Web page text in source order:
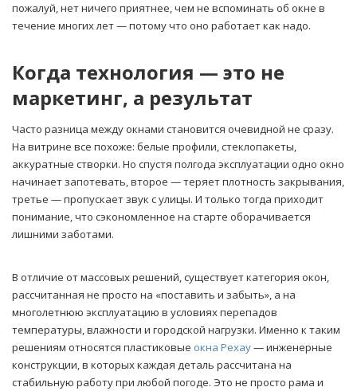
пожалуй, нет ничего приятнее, чем не вспоминать об окне в
течение многих лет — потому что оно работает как надо.
Когда технология — это не
маркетинг, а результат
Часто разница между окнами становится очевидной не сразу.
На витрине все похоже: белые профили, стеклопакеты,
аккуратные створки. Но спустя полгода эксплуатации одно окно
начинает запотевать, второе — теряет плотность закрывания,
третье — пропускает звук с улицы. И только тогда приходит
понимание, что сэкономленное на старте оборачивается
лишними заботами.
В отличие от массовых решений, существует категория окон,
рассчитанная не просто на «поставить и забыть», а на
многолетнюю эксплуатацию в условиях перепадов
температуры, влажности и городской нагрузки. Именно к таким
решениям относятся пластиковые окна Рехау— инженерные
конструкции, в которых каждая деталь рассчитана на
стабильную работу при любой погоде. Это не просто рама и